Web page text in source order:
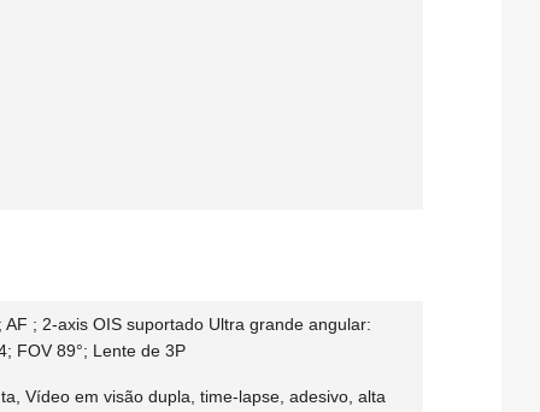
; 2-axis OIS suportado Ultra grande angular:
FOV 89°; Lente de 3P
Vídeo em visão dupla, time-lapse, adesivo, alta